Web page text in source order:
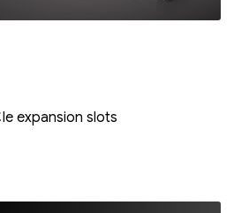
expansion slots